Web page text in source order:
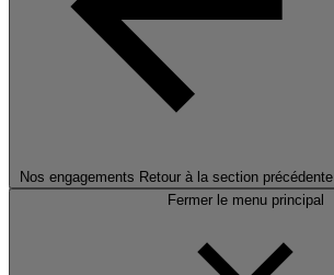
Nos engagements Retour à la section précédente
Fermer le menu principal